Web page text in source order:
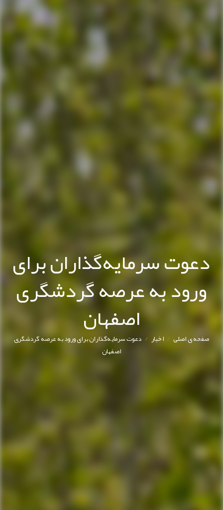
دعوت سرمایه‌گذاران برای
ورود به عرصه گردشگری
اصفهان
صفحه ی اصلی/ اخبار/ دعوت سرمایه‌گذاران برای ورود به عرصه گردشگری
اصفهان